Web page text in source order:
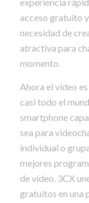
acceso gratuito
necesidad de
atractiva para
momento.
Ahora el vídeo
casi todo el
smartphone
sea para
individual o
mejores
de vídeo. 3CX
gratuitos en una